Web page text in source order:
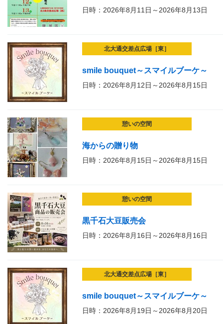
日時：2026年8月11日～2026年8月13日
北大通交差点広場［東］
smile bouquet～スマイルブーケ～
日時：2026年8月12日～2026年8月15日
憩いの空間
海からの贈り物
日時：2026年8月15日～2026年8月15日
憩いの空間
黒千石大豆販売会
日時：2026年8月16日～2026年8月16日
北大通交差点広場［東］
smile bouquet～スマイルブーケ～
日時：2026年8月19日～2026年8月20日